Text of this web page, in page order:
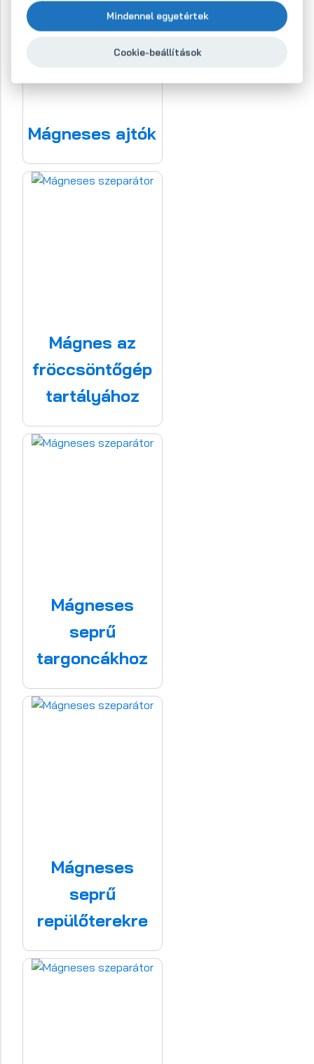
Mágneses ajtók
Mágnes az
fröccsöntőgép
tartályához
Mágneses
seprű
targoncákhoz
Mágneses
seprű
repülőterekre
Mindennel egyetértek
Cookie-beállítások